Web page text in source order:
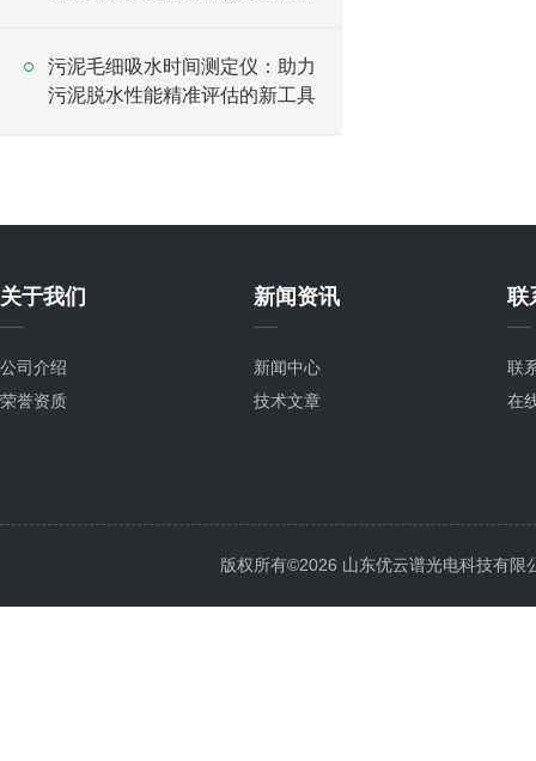
污泥毛细吸水时间测定仪：助力
污泥脱水性能精准评估的新工具
关于我们
公司介绍
荣誉资质
新闻资讯
新闻中心
技术文章
联
联
在
版权所有©2026 山东优云谱光电科技有